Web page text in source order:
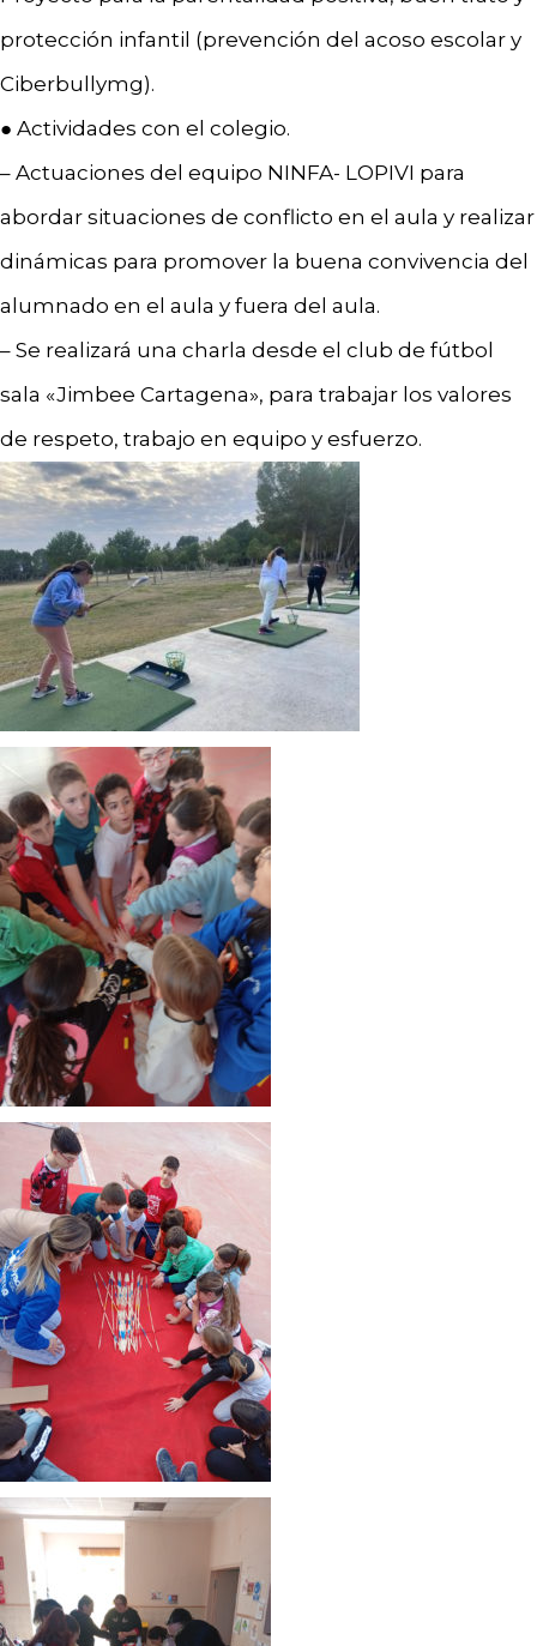
protección infantil (prevención del acoso escolar y
Ciberbullymg).
● Actividades con el colegio.
– Actuaciones del equipo NINFA- LOPIVI para
abordar situaciones de conflicto en el aula y realizar
dinámicas para promover la buena convivencia del
alumnado en el aula y fuera del aula.
– Se realizará una charla desde el club de fútbol
sala «Jimbee Cartagena», para trabajar los valores
de respeto, trabajo en equipo y esfuerzo.